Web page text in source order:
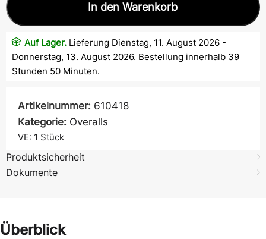
In den Warenkorb
Auf Lager. Lieferung Dienstag, 11. August 2026 -
Donnerstag, 13. August 2026. Bestellung innerhalb 39
Stunden 50 Minuten.
Artikelnummer: 610418
Kategorie: Overalls
VE: 1 Stück
Produktsicherheit
Dokumente
Überblick